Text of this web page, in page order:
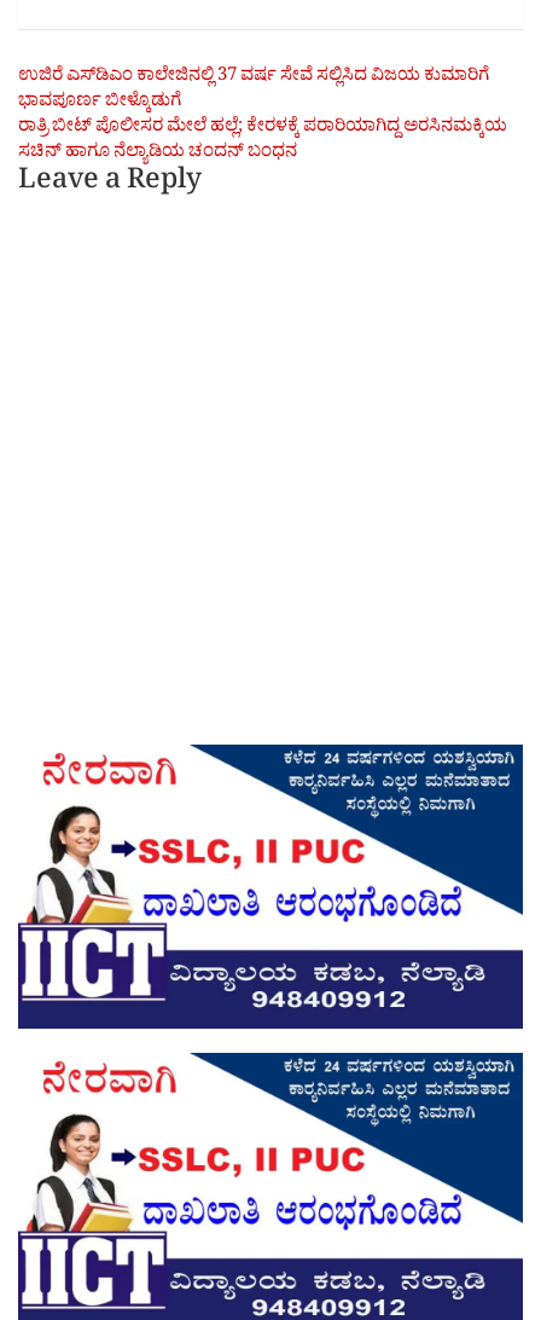
Post
navigation
ಉಜಿರೆ ಎಸ್‌ಡಿಎಂ ಕಾಲೇಜಿನಲ್ಲಿ 37 ವರ್ಷ ಸೇವೆ ಸಲ್ಲಿಸಿದ ವಿಜಯ ಕುಮಾರಿಗೆ
ಭಾವಪೂರ್ಣ ಬೀಳ್ಕೊಡುಗೆ
ರಾತ್ರಿ ಬೀಟ್ ಪೊಲೀಸರ ಮೇಲೆ ಹಲ್ಲೆ; ಕೇರಳಕ್ಕೆ ಪರಾರಿಯಾಗಿದ್ದ ಅರಸಿನಮಕ್ಕಿಯ
ಸಚಿನ್ ಹಾಗೂ ನೆಲ್ಯಾಡಿಯ ಚಂದನ್ ಬಂಧನ
Leave a Reply